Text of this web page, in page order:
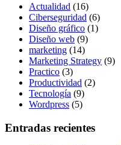
Actualidad (16)
Ciberseguridad (6)
Diseño gráfico (1)
Diseño web (9)
marketing (14)
Marketing Strategy (9)
Practico (3)
Productividad (2)
Tecnología (9)
Wordpress (5)
Entradas recientes